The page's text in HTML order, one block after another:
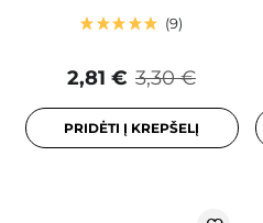
9
3,30 €
2,81 €
PRIDĖTI Į KREPŠELĮ